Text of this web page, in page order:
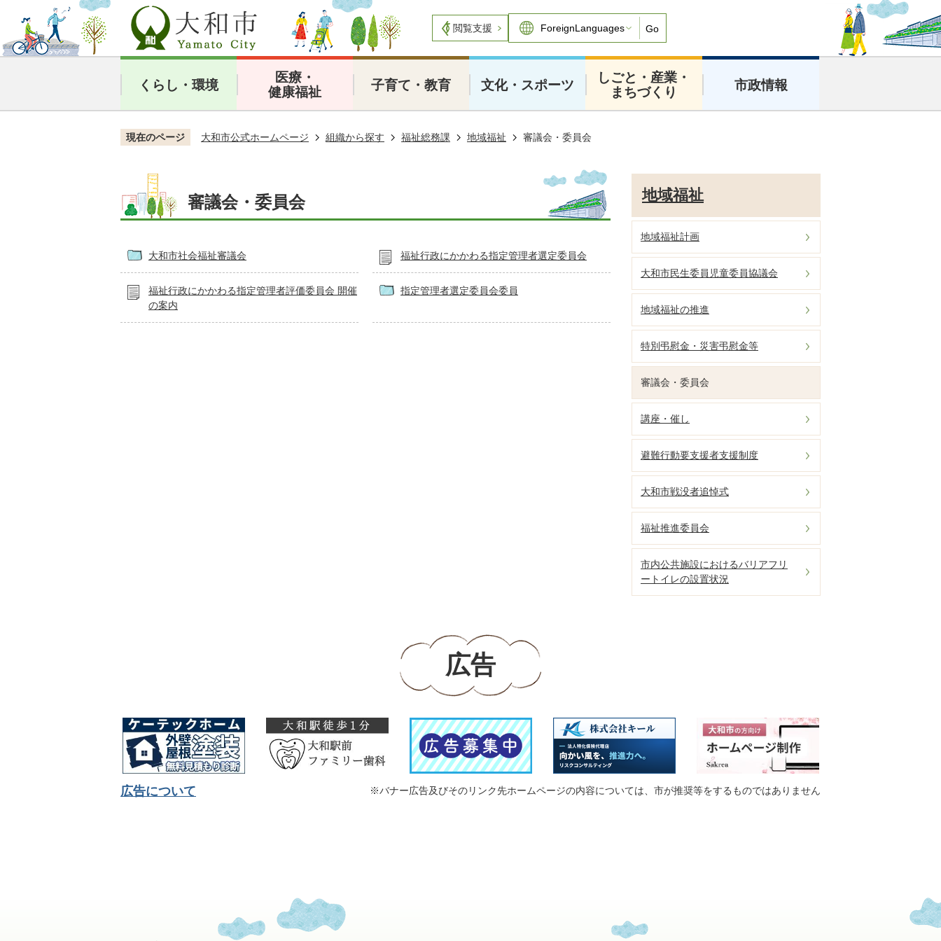
閲覧支援 Go
くらし・環境
医療・
健康福祉
子育て・教育 文化・スポーツ
しごと・産業・
まちづくり
市政情報
現在のページ 大和市公式ホームページ 組織から探す 福祉総務課 地域福祉 審議会・委員会
審議会・委員会
大和市社会福祉審議会 福祉行政にかかわる指定管理者選定委員会
福祉行政にかかわる指定管理者評価委員会 開催
の案内
指定管理者選定委員会委員
地域福祉
地域福祉計画
大和市民生委員児童委員協議会
地域福祉の推進
特別弔慰金・災害弔慰金等
審議会・委員会
講座・催し
避難行動要支援者支援制度
大和市戦没者追悼式
福祉推進委員会
市内公共施設におけるバリアフリ
ートイレの設置状況
広告
広告について ※バナー広告及びそのリンク先ホームページの内容については、市が推奨等をするものではありません